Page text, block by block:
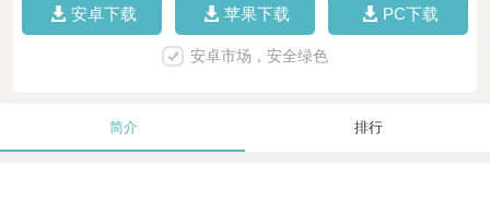
安卓下载 苹果下载 PC下载
安卓市场，安全绿色
简介 排行